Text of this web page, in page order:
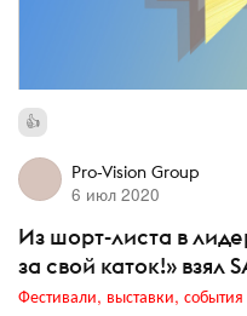
Pro-Vision Group
6 июл 2020
Из шорт-листа в
за свой каток!» взял
Фестивали, выставки, события